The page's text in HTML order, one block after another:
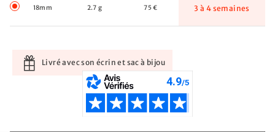
18mm 2.7 g 75 € 3 à 4 semaines
Livré avec son écrin et sac à bijou